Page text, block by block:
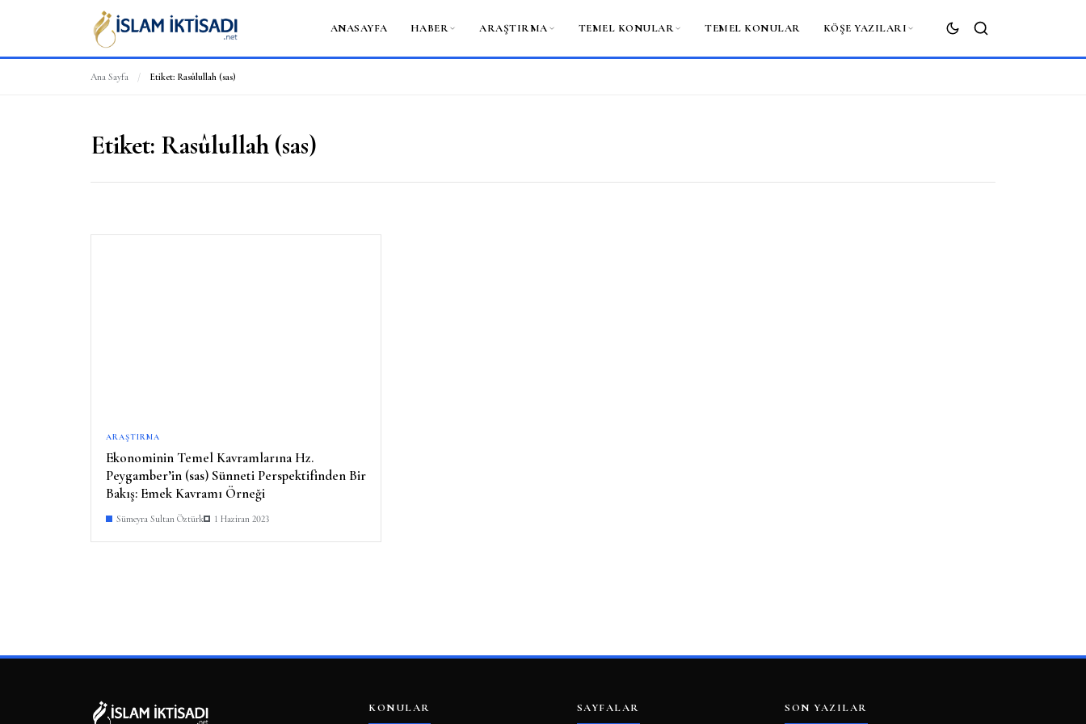
ANASAYFA HABER ARAŞTIRMA TEMEL KONULAR TEMEL KONULAR KÖŞE YAZILARI
ARA
Ana Sayfa / Etiket: Rasûlullah (sas)
Etiket: Rasûlullah (sas)
ARAŞTIRMA
Ekonominin Temel Kavramlarına Hz.
Peygamber’in (sas) Sünneti Perspektifinden Bir
Bakış: Emek Kavramı Örneği
Sümeyra Sultan Öztürk 1 Haziran 2023
KONULAR SAYFALAR SON YAZILAR